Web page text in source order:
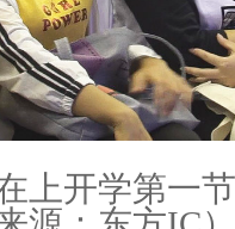
上开学第一